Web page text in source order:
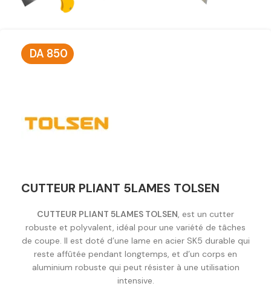
DA 850
CUTTEUR PLIANT 5LAMES TOLSEN
CUTTEUR PLIANT 5LAMES TOLSEN, est un cutter
robuste et polyvalent, idéal pour une variété de tâches
de coupe. Il est doté d’une lame en acier SK5 durable qui
reste affûtée pendant longtemps, et d’un corps en
aluminium robuste qui peut résister à une utilisation
intensive.